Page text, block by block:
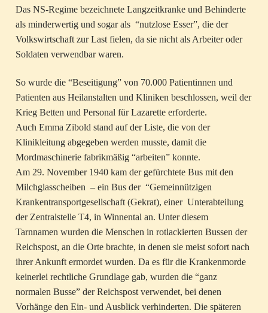
Das NS-Regime bezeichnete Langzeitkranke und Behinderte
als minderwertig und sogar als “nutzlose Esser”, die der
Volkswirtschaft zur Last fielen, da sie nicht als Arbeiter oder
Soldaten verwendbar waren.
So wurde die “Beseitigung” von 70.000 Patientinnen und
Patienten aus Heilanstalten und Kliniken beschlossen, weil der
Krieg Betten und Personal für Lazarette erforderte.
Auch Emma Zibold stand auf der Liste, die von der
Klinikleitung abgegeben werden musste, damit die
Mordmaschinerie fabrikmäßig “arbeiten” konnte.
Am 29. November 1940 kam der gefürchtete Bus mit den
Milchglasscheiben – ein Bus der “Gemeinnützigen
Krankentransportgesellschaft (Gekrat), einer Unterabteilung
der Zentralstelle T4, in Winnental an. Unter diesem
Tarnnamen wurden die Menschen in rotlackierten Bussen der
Reichspost, an die Orte brachte, in denen sie meist sofort nach
ihrer Ankunft ermordet wurden. Da es für die Krankenmorde
keinerlei rechtliche Grundlage gab, wurden die “ganz
normalen Busse” der Reichspost verwendet, bei denen
Vorhänge den Ein- und Ausblick verhinderten. Die späteren